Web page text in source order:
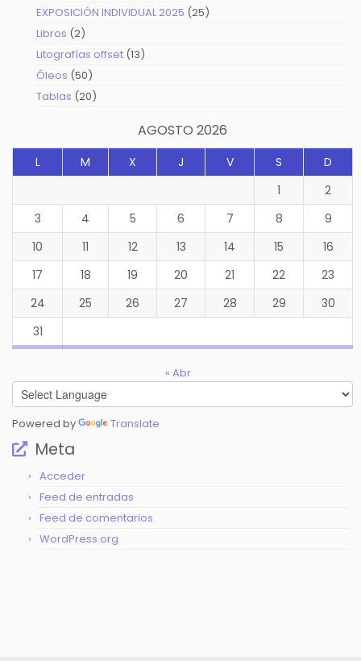
productos
EXPOSICIÓN INDIVIDUAL 2025 2525
Libros 22
productos
Litografías offset 1313
Óleos 5050
productos
Tablas 2020
AGOSTO 2026
L M X J V S
D
1
2
3
4 5 6 7 8
9
10
11 12 13 14 15
16
17
18 19 20 21 22
23
24
25 26 27 28 29
30
31
« Abr
Powered by Translate
Meta
Acceder
Feed de entradas
Feed de comentarios
WordPress.org